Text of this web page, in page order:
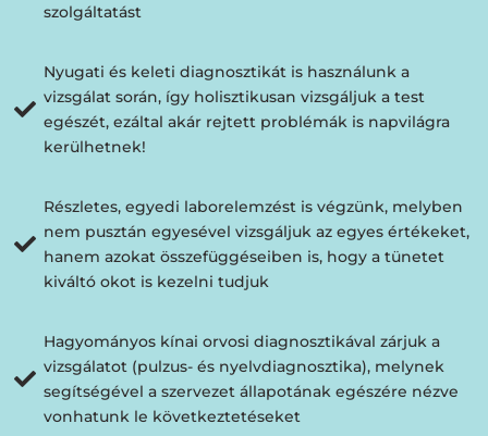
szolgáltatást
Nyugati és keleti diagnosztikát is használunk a
vizsgálat során, így holisztikusan vizsgáljuk a test
egészét, ezáltal akár rejtett problémák is napvilágra
kerülhetnek!
Részletes, egyedi laborelemzést is végzünk, melyben
nem pusztán egyesével vizsgáljuk az egyes értékeket,
hanem azokat összefüggéseiben is, hogy a tünetet
kiváltó okot is kezelni tudjuk
Hagyományos kínai orvosi diagnosztikával zárjuk a
vizsgálatot (pulzus- és nyelvdiagnosztika), melynek
segítségével a szervezet állapotának egészére nézve
vonhatunk le következtetéseket